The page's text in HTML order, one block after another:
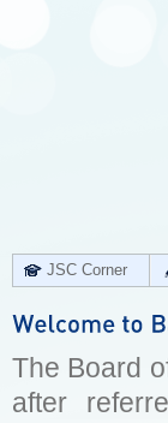
JSC Corner
The Board
after